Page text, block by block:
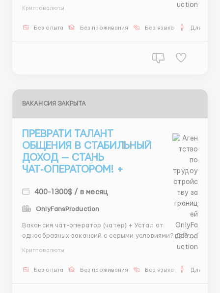
деятельность ведётся онлайн по готовой системе.
Криптовалюты
Без опыта Без проживания Без языка Для
ВАКАНСИЯ ЗАКРЫТА
ПРЕВРАТИ ТАЛАНТ
ОБЩЕНИЯ В СТАБИЛЬНЫЙ
ДОХОД — СТАНЬ
ЧАТ‑ОПЕРАТОРОМ! +
400-1300$ / в месяц
OnlyFansProduction
Вакансия чат-оператор (чатер) + Устал от
однообразных вакансий с серыми условиями? Добро
пожаловать к нам! 🌟 Мы ищем чат-оператора,
общаться с клиентами, подбирать для них лучшие
Криптовалюты
Без опыта Без проживания Без языка Для